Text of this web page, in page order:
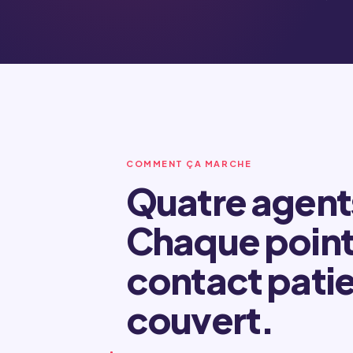
COMMENT ÇA MARCHE
Quatre
Chaque
contact
couvert.